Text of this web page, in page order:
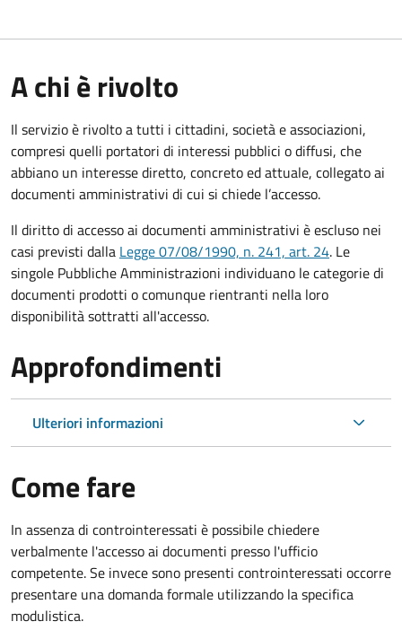
A chi è rivolto
Il servizio è rivolto a tutti i cittadini, società e associazioni,
compresi quelli portatori di interessi pubblici o diffusi, che
abbiano un interesse diretto, concreto ed attuale, collegato ai
documenti amministrativi di cui si chiede l’accesso.
Il diritto di accesso ai documenti amministrativi è escluso nei
casi previsti dalla Legge 07/08/1990, n. 241, art. 24. Le
singole Pubbliche Amministrazioni individuano le categorie di
documenti prodotti o comunque rientranti nella loro
disponibilità sottratti all'accesso.
Approfondimenti
Ulteriori informazioni
Come fare
In assenza di controinteressati è possibile chiedere
verbalmente l'accesso ai documenti presso l'ufficio
competente. Se invece sono presenti controinteressati occorre
presentare una domanda formale utilizzando la specifica
modulistica.